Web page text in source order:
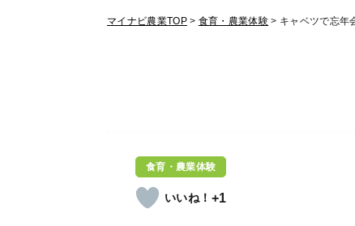
マイナビ農業TOP> 食育・農業体験 > キャベツで忘年
食育・農業体験
+1